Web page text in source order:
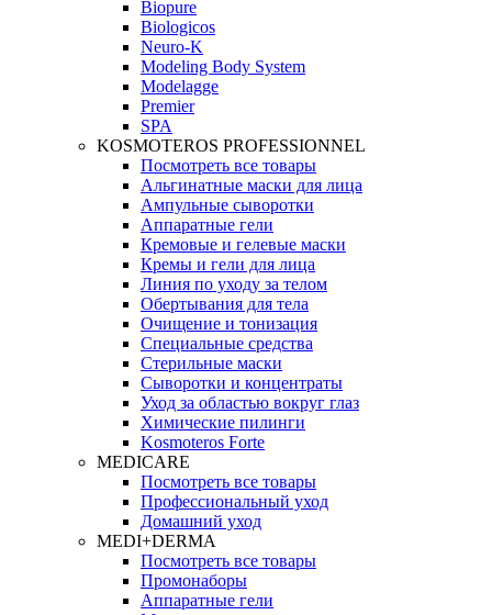
Biopure
Biologicos
Neuro‑K
Modeling Body System
Modelagge
Premier
SPA
KOSMOTEROS PROFESSIONNEL
Посмотреть все товары
Альгинатные маски для лица
Ампульные сыворотки
Аппаратные гели
Кремовые и гелевые маски
Кремы и гели для лица
Линия по уходу за телом
Обертывания для тела
Очищение и тонизация
Специальные средства
Стерильные маски
Сыворотки и концентраты
Уход за областью вокруг глаз
Химические пилинги
Kosmoteros Forte
MEDICARE
Посмотреть все товары
Профессиональный уход
Домашний уход
MEDI+DERMA
Посмотреть все товары
Промонаборы
Аппаратные гели